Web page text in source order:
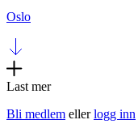
Oslo
Last mer
Bli medlem ellerlogg inn